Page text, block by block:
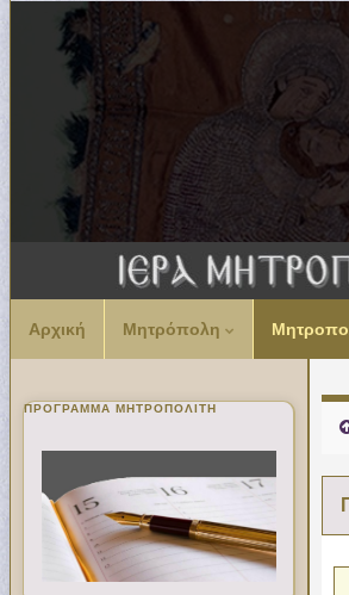
Αρχική Μητρόπολη
ΠΡΌΓΡΑΜΜΑ ΜΗΤΡΟΠΟΛΊΤΗ